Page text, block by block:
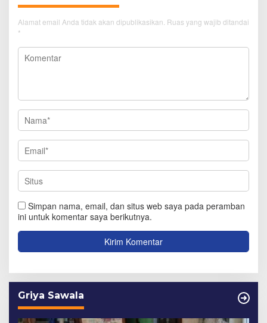
Alamat email Anda tidak akan dipublikasikan. Ruas yang wajib ditandai
*
Simpan nama, email, dan situs web saya pada peramban
ini untuk komentar saya berikutnya.
Griya Sawala